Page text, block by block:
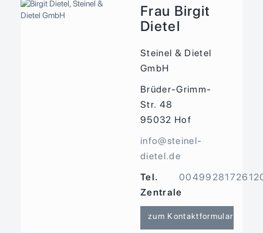
Frau Birgit
Dietel
Steinel & Dietel
GmbH
Brüder-Grimm-
Str. 48
95032 Hof
info@steinel-
dietel.de
Tel.
Zentrale
zum Kontaktformular